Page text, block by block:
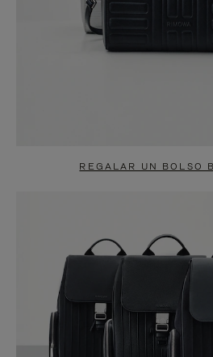
REGALAR UN BOLSO